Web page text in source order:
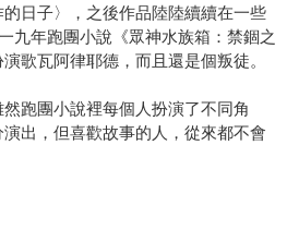
日子〉，之後作品陸陸續續在一些
九年跑團小說《眾神水族箱：禁錮之
歌瓦阿律耶德，而且還是個叛徒。
跑團小說裡每個人扮演了不同角
出，但喜歡故事的人，從來都不會